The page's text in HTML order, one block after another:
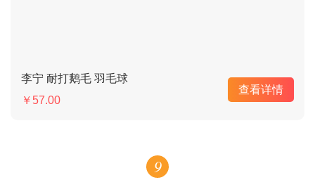
李宁 耐打鹅毛 羽毛球
￥57.00
查看详情
9